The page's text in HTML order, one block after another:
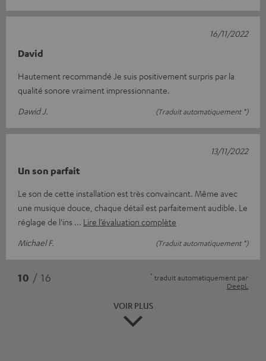
David
Hautement recommandé Je suis positivement surpris par la
qualité sonore vraiment impressionnante.
Dawid J.
(Traduit automatiquement *)
16/11/2022
Un son parfait
Le son de cette installation est très convaincant. Même avec
une musique douce, chaque détail est parfaitement audible. Le
réglage de l'ins
Lire l’évaluation complète
Michael F.
(Traduit automatiquement *)
13/11/2022
10 / 16 * traduit automatiquement par
DeepL
VOIR PLUS